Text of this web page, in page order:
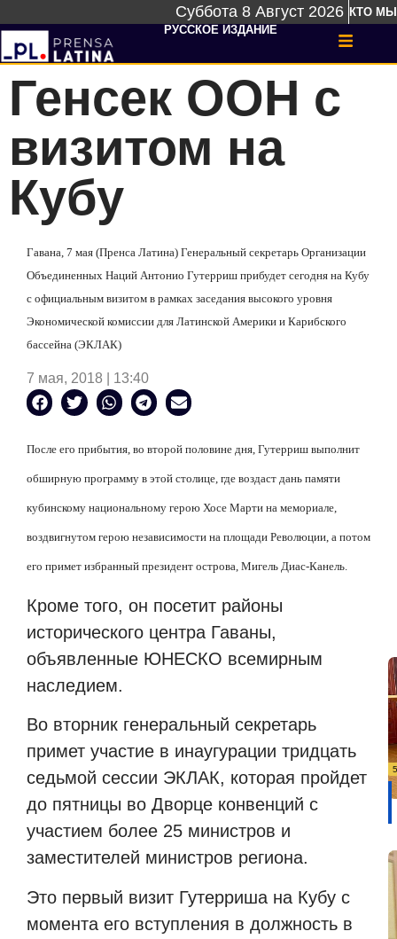
Суббота 8 Август 2026 КТО МЫ
РУССКОЕ ИЗДАНИЕ
Генсек ООН с
визитом на
Кубу
Гавана, 7 мая (Пренса Латина) Генеральный секретарь Организации
Объединенных Наций Антонио Гутерриш прибудет сегодня на Кубу
с официальным визитом в рамках заседания высокого уровня
Экономической комиссии для Латинской Америки и Карибского
бассейна (ЭКЛАК)
7 мая, 2018 | 13:40
После его прибытия, во второй половине дня, Гутерриш выполнит
обширную программу в этой столице, где воздаст дань памяти
кубинскому национальному герою Хосе Марти на мемориале,
воздвигнутом герою независимости на площади Революции, а потом
его примет избранный президент острова, Мигель Диас-Канель.
Кроме того, он посетит районы
исторического центра Гаваны,
объявленные ЮНЕСКО всемирным
наследием.
Во вторник генеральный секретарь
примет участие в инаугурации тридцать
седьмой сессии ЭКЛАК, которая пройдет
до пятницы во Дворце конвенций с
участием более 25 министров и
заместителей министров региона.
Это первый визит Гутерриша на Кубу с
момента его вступления в должность в